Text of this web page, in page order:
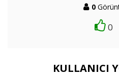
0
0
KULLANICI